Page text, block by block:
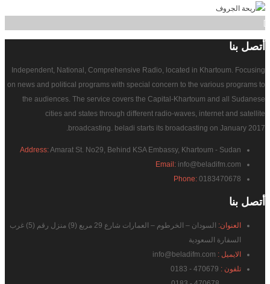
]
أتصل بنا
Independent, National, Comprehensive Radio, located in Khartoum. Focusing
on news and political programs with special concern to the various programs to
the audiences. The service covers the Capital-Khartoum and all Sudanese
cities and states through different radio-waves, internet and satellite
broadcasting. beladi starts its broadcasting on January 2017.
Address:Amarat St. No29, Behind KSA Embassy, Khartoum - Sudan
Email: info@beladifm.com
Phone: 0183470678
أتصل بنا
العنوان:
السودان – الخرطوم – العمارات شارع 29 مربع (9) منزل رقم (5) غرب
السفارة السعودية
الايميل :
تلفون :